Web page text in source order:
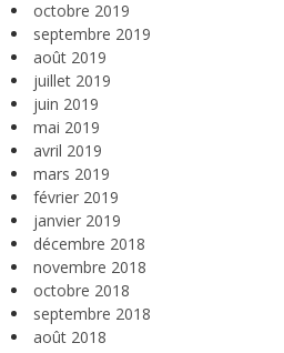
octobre 2019
septembre 2019
août 2019
juillet 2019
juin 2019
mai 2019
avril 2019
mars 2019
février 2019
janvier 2019
décembre 2018
novembre 2018
octobre 2018
septembre 2018
août 2018